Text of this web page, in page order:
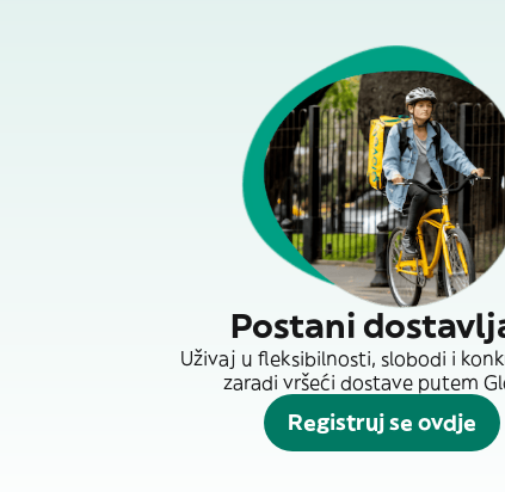
Postani
Uživaj u fleksibilnosti, slobodi i
zaradi vršeći dostave putem
Registruj se ovdje